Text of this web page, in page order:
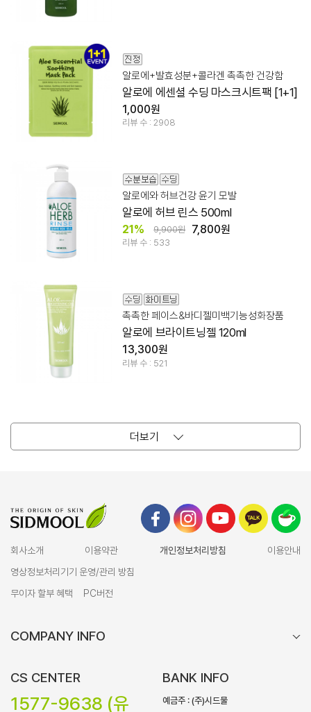
알로에+발효성분+콜라겐 촉촉한 건강함
알로에 에센셜 수딩 마스크시트팩 [1+1]
1,000원
리뷰 수 : 2908
알로에와 허브건강 윤기 모발
알로에 허브 린스 500ml
21% 9,900원 7,800원
리뷰 수 : 533
촉촉한 페이스&바디젤미백기능성화장품
알로에 브라이트닝젤 120ml
13,300원
리뷰 수 : 521
더보기
회사소개 이용약관 개인정보처리방침
이용안내
영상정보처리기기 운영/관리 방침
무이자 할부 혜택
PC버전
COMPANY INFO
CS CENTER
1577-9638 (유
BANK INFO
예금주 : (주)시드물